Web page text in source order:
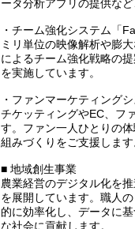
ータ分析アプリの提供な
・チーム強化システム「
ミリ単位の映像解析や膨
によるチーム強化戦略の
を実施しています。
・ファンマーケティング
チケッティングやEC、フ
す。ファン一人ひとりの
組みづくりをご支援します
■ 地域創生事業
農業経営のデジタル化を
を展開しています。職人
的に効率化し、データに
な社会に貢献します。